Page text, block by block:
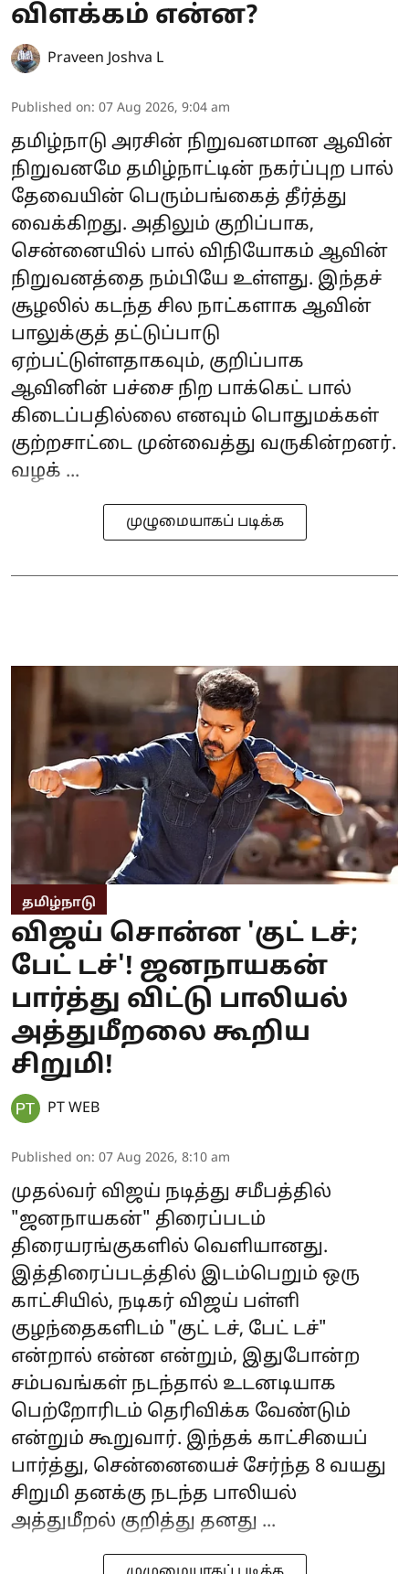
விளக்கம் என்ன?
Praveen Joshva L
Published on: 07 Aug 2026, 9:04 am
தமிழ்நாடு அரசின் நிறுவனமான ஆவின்
நிறுவனமே தமிழ்நாட்டின் நகர்ப்புற பால்
தேவையின் பெரும்பங்கைத் தீர்த்து
வைக்கிறது. அதிலும் குறிப்பாக,
சென்னையில் பால் விநியோகம் ஆவின்
நிறுவனத்தை நம்பியே உள்ளது. இந்தச்
சூழலில் கடந்த சில நாட்களாக ஆவின்
பாலுக்குத் தட்டுப்பாடு
ஏற்பட்டுள்ளதாகவும், குறிப்பாக
ஆவினின் பச்சை நிற‌ பாக்கெட் பால்
கிடைப்பதில்லை எனவும் பொதுமக்கள்
குற்றசாட்டை முன்வைத்து வருகின்றனர்.
வழக் ...
முழுமையாகப் படிக்க
தமிழ்நாடு
விஜய் சொன்ன 'குட் டச்;
பேட் டச்'! ஜனநாயகன்
பார்த்து விட்டு பாலியல்
அத்துமீறலை கூறிய
சிறுமி!
PT WEB
Published on: 07 Aug 2026, 8:10 am
முதல்வர் விஜய் நடித்து சமீபத்தில்
"ஜனநாயகன்" திரைப்படம்
திரையரங்குகளில் வெளியானது.
இத்திரைப்படத்தில் இடம்பெறும் ஒரு
காட்சியில், நடிகர் விஜய் பள்ளி
குழந்தைகளிடம் "குட் டச், பேட் டச்"
என்றால் என்ன என்றும், இதுபோன்ற
சம்பவங்கள் நடந்தால் உடனடியாக
பெற்றோரிடம் தெரிவிக்க வேண்டும்
என்றும் கூறுவார். இந்தக் காட்சியைப்
பார்த்து, சென்னையைச் சேர்ந்த 8 வயது
சிறுமி தனக்கு நடந்த பாலியல்
அத்துமீறல் குறித்து தனது ...